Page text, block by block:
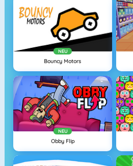
NEU
Bouncy Motors
NEU
Obby Flip